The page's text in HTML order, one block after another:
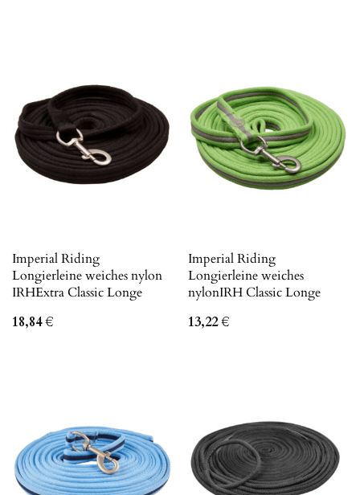
Imperial Riding
Longierleine weiches nylon
IRHExtra Classic Longe
18,84€
Imperial Riding
Longierleine weiches
nylonIRH Classic Longe
13,22€